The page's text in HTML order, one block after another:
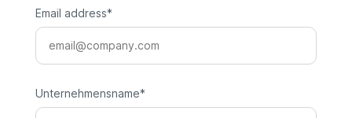
Email address*
Unternehmensname*